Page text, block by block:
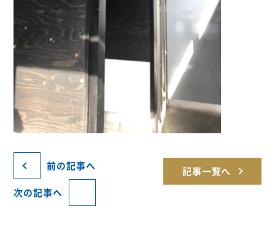
前の記事へ
記事一覧へ
次の記事へ